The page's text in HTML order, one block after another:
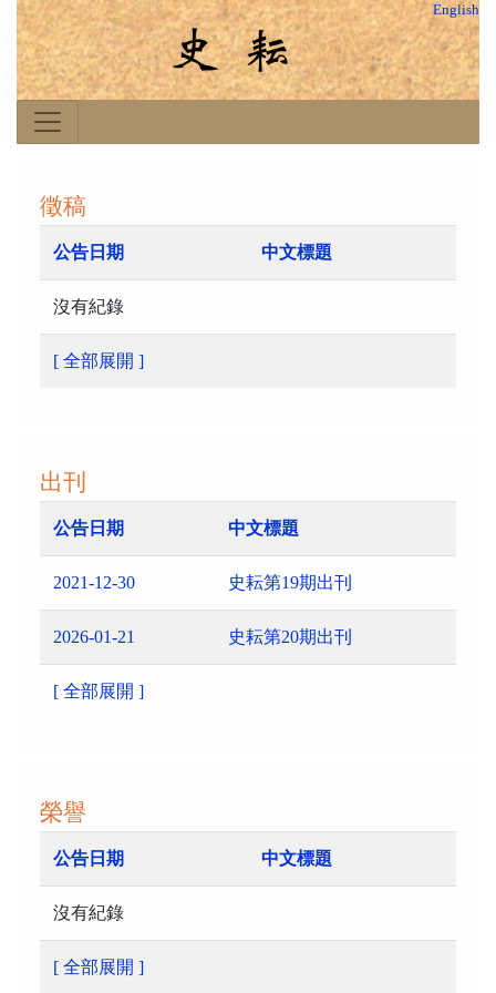
English
徵稿
公告日期 中文標題
沒有紀錄
[ 全部展開 ]
出刊
公告日期 中文標題
2021-12-30 史耘第19期出刊
2026-01-21 史耘第20期出刊
[ 全部展開 ]
榮譽
公告日期 中文標題
沒有紀錄
[ 全部展開 ]